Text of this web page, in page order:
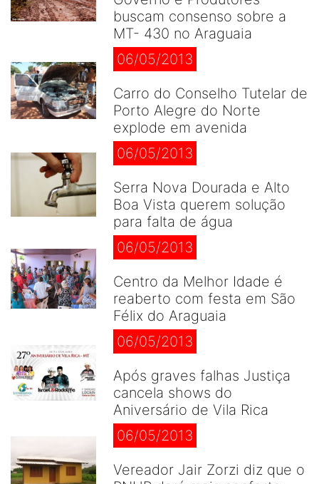
buscam consenso sobre a
MT- 430 no Araguaia
06/05/2013
Carro do Conselho Tutelar de
Porto Alegre do Norte
explode em avenida
06/05/2013
Serra Nova Dourada e Alto
Boa Vista querem solução
para falta de água
06/05/2013
Centro da Melhor Idade é
reaberto com festa em São
Félix do Araguaia
06/05/2013
Após graves falhas Justiça
cancela shows do
Aniversário de Vila Rica
06/05/2013
Vereador Jair Zorzi diz que o